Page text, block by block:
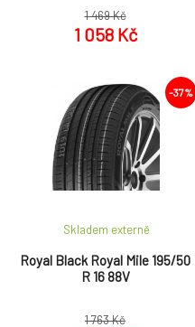
1 469 Kč
1 058 Kč
-37%
Royal Black Royal Mile 195/50
R 16 88V
Skladem externě
1 763 Kč